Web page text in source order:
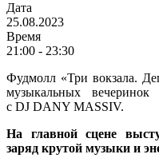
Дата
25.08.2023
Время
21:00 - 23:30
Фудмолл «Три вокзала.
музыкальных
с DJ DANY MASSIV.
На главной сцене
заряд крутой музыки и